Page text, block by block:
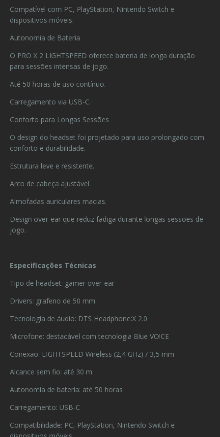
Compatível com PC, PlayStation, Nintendo Switch e
dispositivos móveis.
Autonomia de Bateria
O PRO X 2 LIGHTSPEED oferece bateria de longa duração
para sessões intensas de jogo.
Até 50 horas de uso contínuo.
Carregamento via USB-C.
Conforto para Longas Sessões
O design do headset foi projetado para uso prolongado com
conforto e durabilidade.
Estrutura leve e resistente.
Arco de cabeça ajustável.
Almofadas auriculares macias.
Design over-ear que reduz fadiga durante longas sessões de
jogo.
Especificações Técnicas
Tipo de headset: gamer over-ear
Drivers: grafeno de 50 mm
Tecnologia de áudio: DTS Headphone:X 2.0
Microfone: destacável com tecnologia Blue VO!CE
Conexão: LIGHTSPEED Wireless (2,4 GHz) / 3,5 mm
Alcance sem fio: até 30 m
Autonomia de bateria: até 50 horas
Carregamento: USB-C
Compatibilidade: PC, PlayStation, Nintendo Switch e